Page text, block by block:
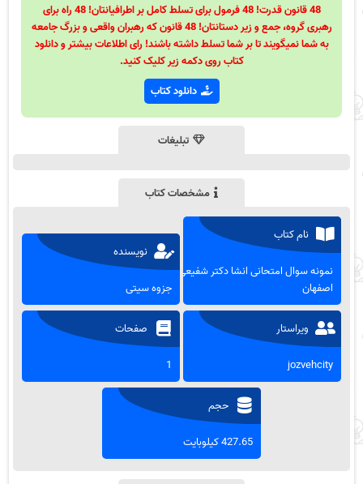
48 قانون قدرت! 48 فرمول برای تسلط کامل بر اطرافیانتان! 48 راه برای
رهبری گروه، جمع و زیر دستانتان! 48 قانون که رهبران واقعی و بزرگ جامعه
به شما نمیگویند تا بر شما تسلط داشته باشند! رای اطلاعات بیشتر و دانلود
کتاب روی دکمه زیر کلیک کنید.
دانلود کتاب
تبلیغات
مشخصات کتاب
نام کتاب
نمونه سوال امتحانی انشا دکتر شفیعی
اصفهان
نویسنده
جزوه سیتی
ویراستار
jozvehcity
صفحات
1
حجم
427.65 کیلوبایت